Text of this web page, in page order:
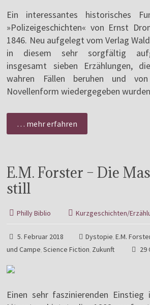
Ein interessantes historisches
»Polizeigeschichten« von Ernst
1846. Neu aufgelegt vom Verlag
in diesem sehr sorgfältig
insgesamt sieben Erzählungen,
wahren Fällen beruhen und
Novellenform wiedergegeben
… mehr erfahren
E.M. Forster – Die
still
Philly Biblio Kurzgeschichten/
5. Februar 2018 Dystopie ,E.M.
und Campe ,Science Fiction Zukunft 29
Einen sehr faszinierenden